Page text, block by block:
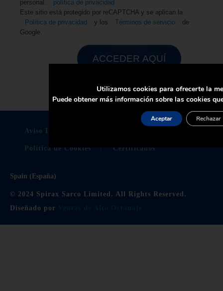
personal.
política de privacidad
Este sitio está protegido por reCAPTCHA y se aplican la
Política de privacidad
y los Términos de servicio
de
Google.
ACCEDER AQUÍ
Aviso Legal
Política de Cookies Certificados
Spain (España)
© 2024 Spirax Sarco Limited. All Rights Reserved.
Diseñado por
Utilizamos cookies para ofrecerte la
Puede obtener más información sobre las cookies
Aceptar Rechazar